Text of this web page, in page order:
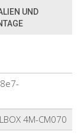
UND
4M-CM070